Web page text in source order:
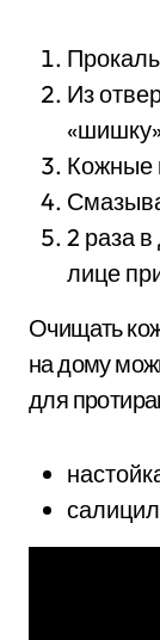
Из
Кожные
2 раза
лице
Очищать
на дому
для